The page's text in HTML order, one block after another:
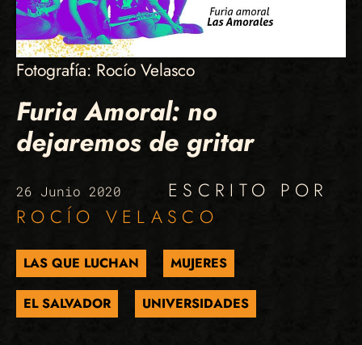
Fotografía: Rocío Velasco
Furia Amoral: no
dejaremos de gritar
26 Junio 2020
ESCRITO POR
ROCÍO VELASCO
LAS QUE LUCHAN MUJERES
EL SALVADOR UNIVERSIDADES